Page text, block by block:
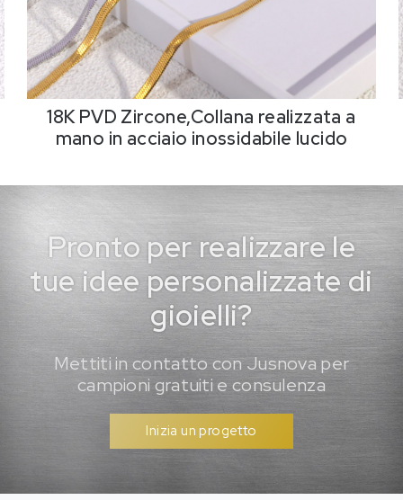
18K PVD Zircone,Collana realizzata a
mano in acciaio inossidabile lucido
Pronto per realizzare le
tue idee personalizzate di
gioielli?
Mettiti in contatto con Jusnova per
campioni gratuiti e consulenza
Inizia un progetto